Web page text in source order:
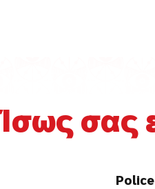
Ίσως σας